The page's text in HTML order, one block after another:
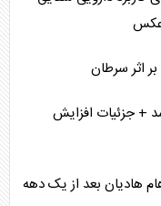
عکس
اثر سرطان
۱۵۱ مرداد ۱۴۰۵ اعلام شد + جزئیات افزایش
هادیان بعد از یک دهه